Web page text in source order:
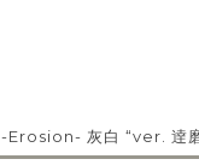
-Erosion- 灰白 “ver. 逹